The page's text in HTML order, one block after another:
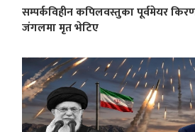
सम्पर्कविहीन कपिलवस्तुका पूर्वमेयर
जंगलमा मृत भेटिए